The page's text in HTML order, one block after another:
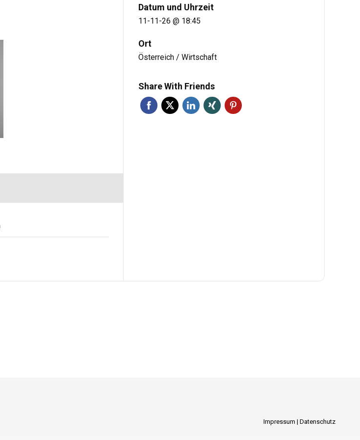
Datum und Uhrzeit
11-11-26 @ 18:45
Ort
Österreich / Wirtschaft
Share With Friends
Impressum | Datenschutz